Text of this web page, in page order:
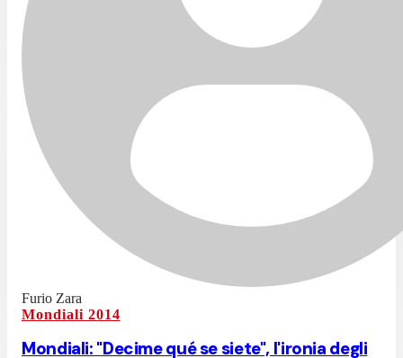
Furio Zara
Mondiali 2014
Mondiali: "Decime qué se siete", l'ironia degli